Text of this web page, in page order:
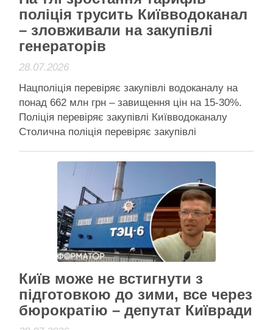
поліція трусить Київводоканал
– зловживали на закупівлі
генераторів
28.07.2026
Нацполіція перевіряє закупівлі водоканалу на
понад 662 млн грн – завищення цін на 15-30%.
Поліція перевіряє закупівлі Київводоканалу
Столична поліція перевіряє закупівлі
трансформатори для роботи під час блекаутів,
підозрюючи посадовців у завищенні цін на
десятки договорів. Перевірка збіглася з планами
підприємства підняти тарифи. Слідство триває
Читати даліАктивісти району
Київ може не встигнути з
підготовкою до зими, все через
бюрократію – депутат Київради